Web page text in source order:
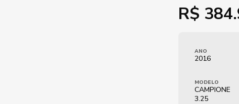
R$
ANO
2016
MODELO
CAMPIONE
3.25